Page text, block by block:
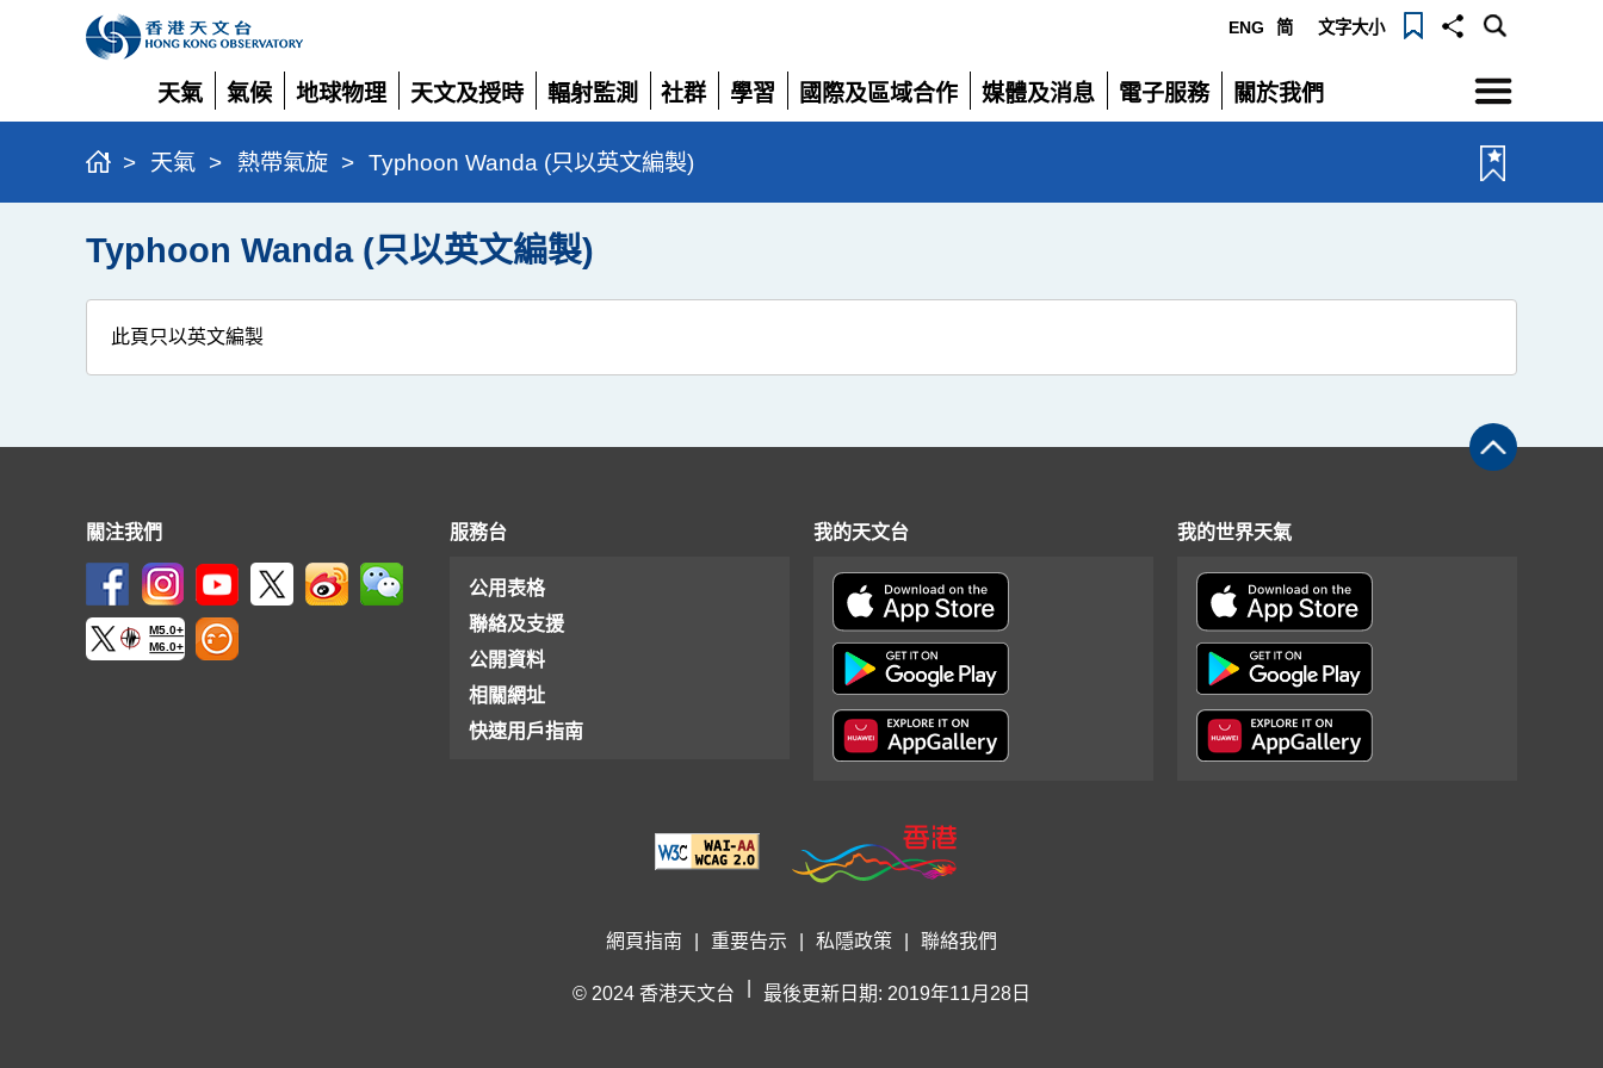
ENG 简 文字大小
天氣
展
開
氣候
展
開
地球物理
展
開
天文及授時
展
開
輻射監測
展
開
社群
展
開
學習
展
國際及區域合作
展
媒體及消息
展
電子服務
展
關於我們
展
選
單
> 天氣 > 熱帶氣旋 > Typhoon Wanda (只以英文編製)
Typhoon Wanda (只以英文編製)
此頁只以英文編製
關注我們
M5.0+
M6.0+
服務台
公用表格
聯絡及支援
公開資料
相關網址
快速用戶指南
我的天文台 我的世界天氣
網頁指南 重要告示 私隱政策 聯絡我們
© 2024 香港天文台 最後更新日期: 2019年11月28日